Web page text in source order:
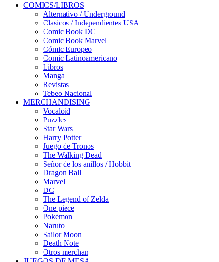
COMICS/LIBROS
Alternativo / Underground
Clasicos / Independientes USA
Comic Book DC
Comic Book Marvel
Cómic Europeo
Comic Latinoamericano
Libros
Manga
Revistas
Tebeo Nacional
MERCHANDISING
Vocaloid
Puzzles
Star Wars
Harry Potter
Juego de Tronos
The Walking Dead
Señor de los anillos / Hobbit
Dragon Ball
Marvel
DC
The Legend of Zelda
One piece
Pokémon
Naruto
Sailor Moon
Death Note
Otros merchan